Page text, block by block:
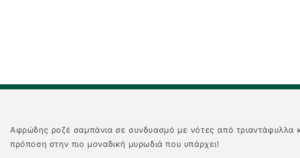
Αφρώδης ροζέ σαμπάνια σε συνδυασμό με νότες από τριαντάφυλλα
πρόποση στην πιο μοναδική μυρωδιά που υπάρχει!